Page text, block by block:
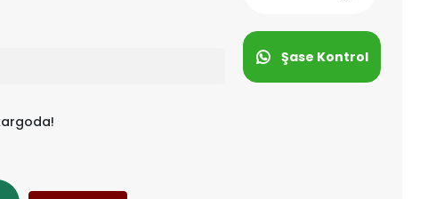
Şase Kontrol